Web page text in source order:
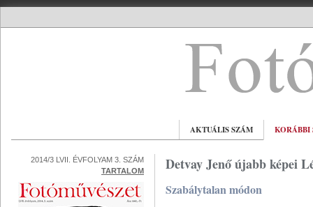
AKTUÁLIS SZÁM KORÁBBI
2014/3 LVII. ÉVFOLYAM 3. SZÁM
TARTALOM
Detvay Jenő újabb képei
Szabálytalan módon